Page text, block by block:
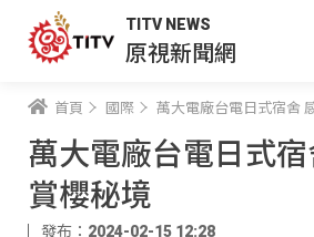
TITV NEWS
原視新聞網
首頁 國際 萬大電廠台電日式宿舍
萬大電廠台電日式
賞櫻秘境
發布：2024-02-15 12:28